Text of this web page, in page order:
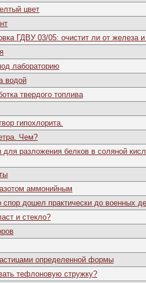
цвет
ГДВУ 03/05: очистит ли от железа
лабораторию
водой
твердого топлива
гипохлорита.
Чем?
разложения белков в соляной
аммонийным
дошел практически до военных
и стекло?
определенной формы
тефлоновую стружку?